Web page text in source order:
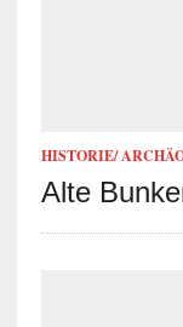
HISTORIE/
Alte